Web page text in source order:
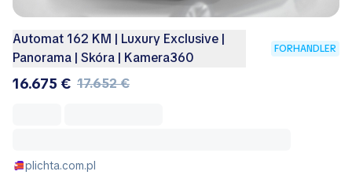
Automat 162 KM | Luxury Exclusive |
Panorama | Skóra | Kamera360
FORHANDLER
16.675 € 17.652 €
plichta.com.pl